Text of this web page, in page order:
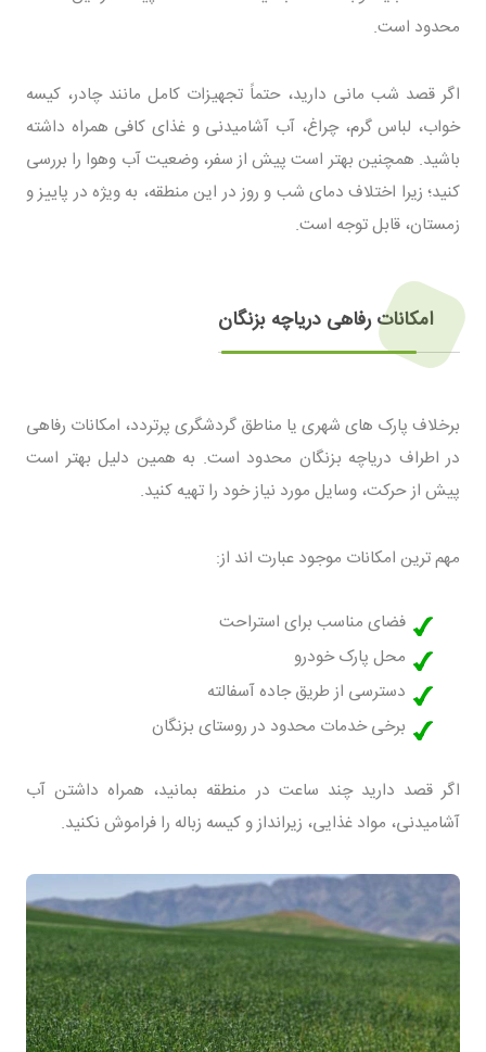
محدود است.
اگر قصد شب مانی دارید، حتماً تجهیزات کامل مانند چادر، کیسه
خواب، لباس گرم، چراغ، آب آشامیدنی و غذای کافی همراه داشته
باشید. همچنین بهتر است پیش از سفر، وضعیت آب وهوا را بررسی
کنید؛ زیرا اختلاف دمای شب و روز در این منطقه، به ویژه در پاییز و
زمستان، قابل توجه است.
امکانات رفاهی دریاچه بزنگان
برخلاف پارک های شهری یا مناطق گردشگری پرتردد، امکانات رفاهی
در اطراف دریاچه بزنگان محدود است. به همین دلیل بهتر است
پیش از حرکت، وسایل مورد نیاز خود را تهیه کنید.
مهم ترین امکانات موجود عبارت اند از:
فضای مناسب برای استراحت
محل پارک خودرو
دسترسی از طریق جاده آسفالته
برخی خدمات محدود در روستای بزنگان
اگر قصد دارید چند ساعت در منطقه بمانید، همراه داشتن آب
آشامیدنی، مواد غذایی، زیرانداز و کیسه زباله را فراموش نکنید.